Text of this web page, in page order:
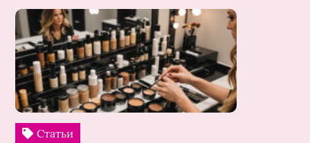
Статьи